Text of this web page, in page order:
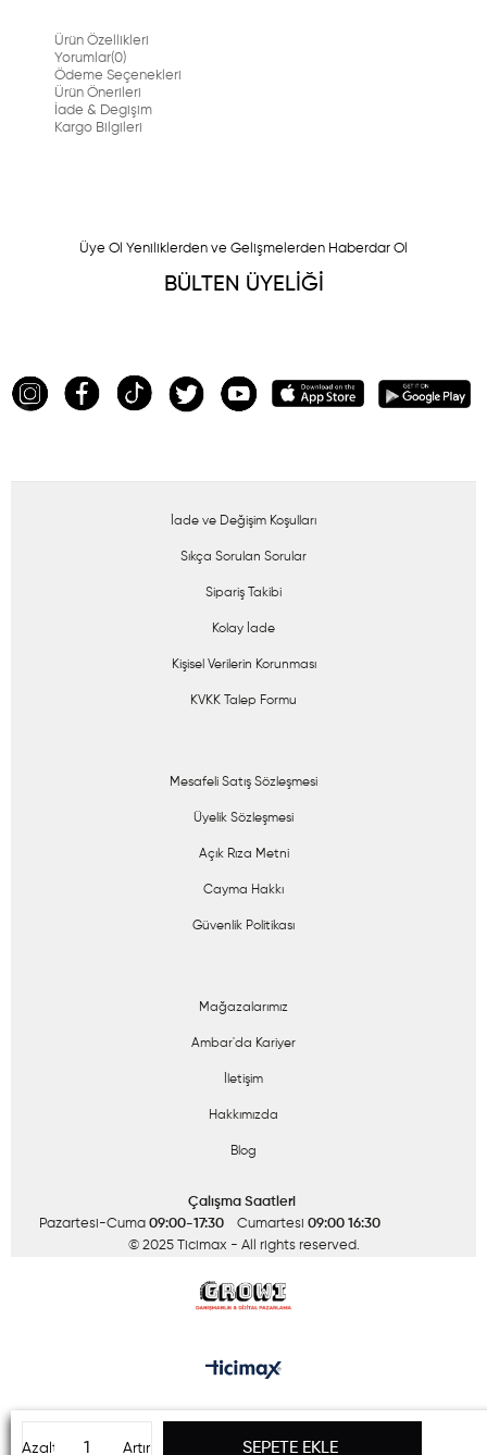
Artır
Azalt
Ürün Özellikleri
Yorumlar(0)
Ödeme Seçenekleri
Ürün Önerileri
İade & Degişim
Kargo Bilgileri
Üye Ol Yeniliklerden ve Gelişmelerden Haberdar Ol
BÜLTEN ÜYELİĞİ
İade ve Değişim Koşulları
Sıkça Sorulan Sorular
Sipariş Takibi
Kolay İade
Kişisel Verilerin Korunması
KVKK Talep Formu
Mesafeli Satış Sözleşmesi
Üyelik Sözleşmesi
Açık Rıza Metni
Cayma Hakkı
Güvenlik Politikası
Mağazalarımız
Ambar'da Kariyer
İletişim
Hakkımızda
Blog
Çalışma Saatleri
Pazartesi-Cuma 09:00-17:30 Cumartesi 09:00 16:30
© 2025 Ticimax - All rights reserved.